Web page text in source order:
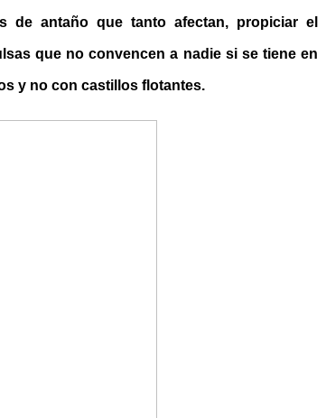
de antaño que tanto afectan, propiciar el
que no convencen a nadie si se tiene en
y no con castillos flotantes.